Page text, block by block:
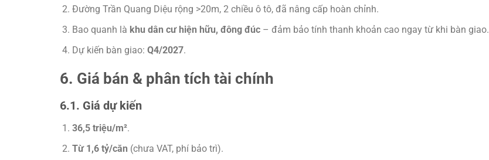
Đường Trần Quang Diệu rộng >20m, 2 chiều ô tô, đã nâng cấp hoàn chỉnh.
Bao quanh là khu dân cư hiện hữu, đông đúc– đảm bảo tính thanh khoản cao ngay từ khi bàn giao.
Dự kiến bàn giao: Q4/2027.
6. Giá bán & phân tích tài chính
6.1. Giá dự kiến
36,5 triệu/m².
Từ 1,6 tỷ/căn (chưa VAT, phí bảo trì).